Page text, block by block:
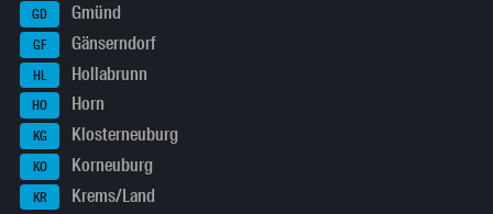
GD Gmünd
GF Gänserndorf
HL Hollabrunn
HO Horn
KG Klosterneuburg
KO Korneuburg
KR Krems/Land